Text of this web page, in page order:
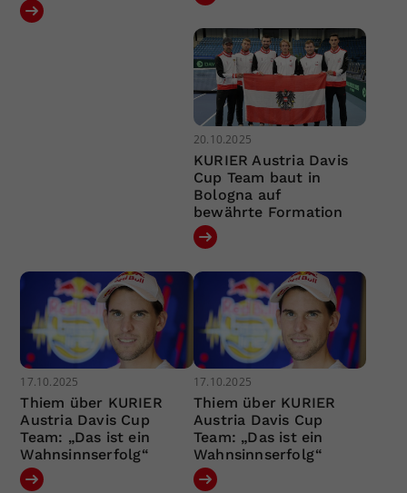
20.10.2025
KURIER Austria Davis
Cup Team baut in
Bologna auf
bewährte Formation
17.10.2025
Thiem über KURIER
Austria Davis Cup
Team: „Das ist ein
Wahnsinnserfolg“
17.10.2025
Thiem über KURIER
Austria Davis Cup
Team: „Das ist ein
Wahnsinnserfolg“